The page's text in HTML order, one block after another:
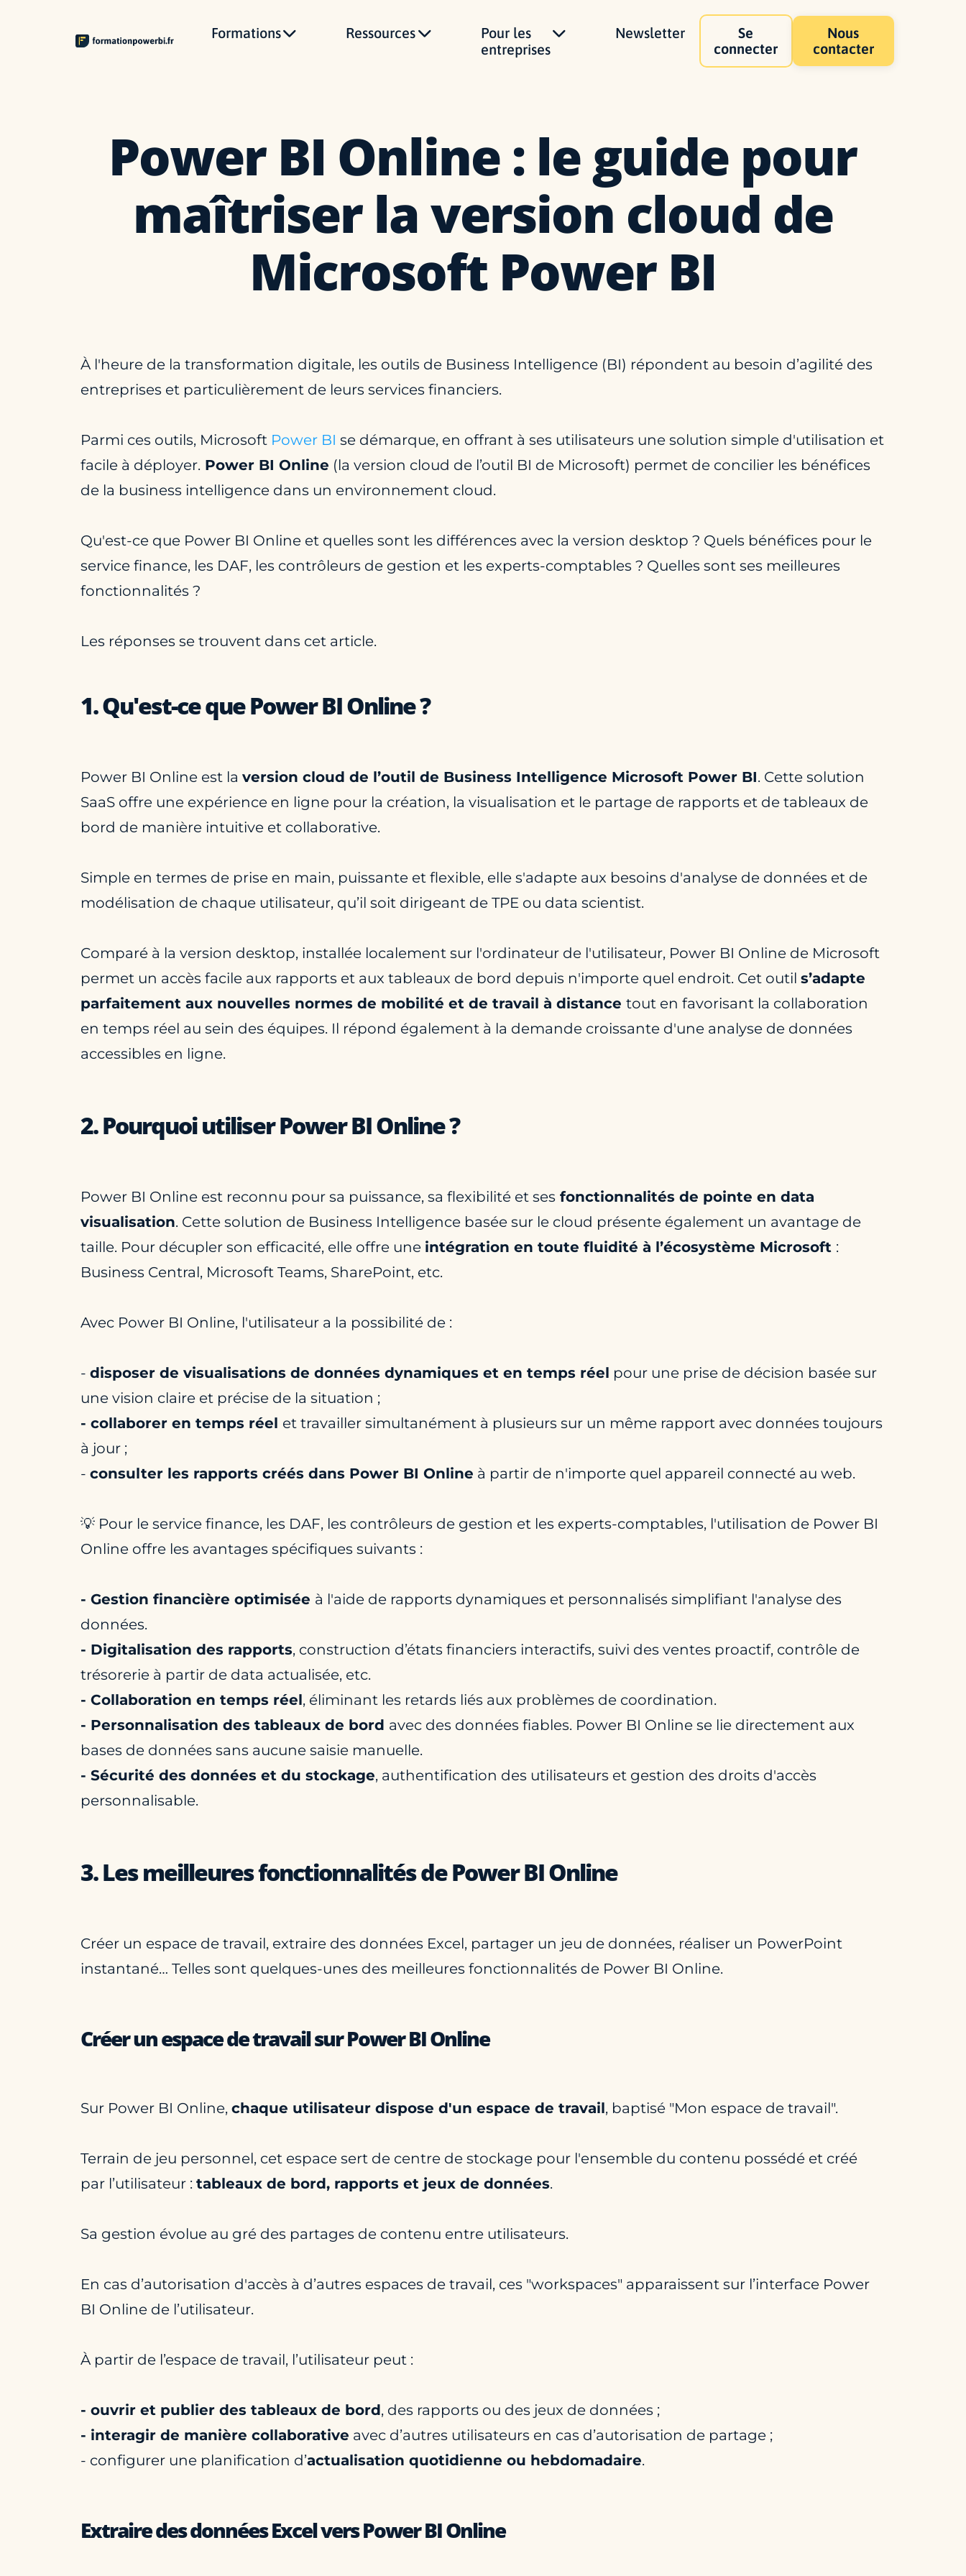
Formations Ressources
Pour les
entreprises
Newsletter
Se
connecter
Nous
contacter
Power BI Online : le guide pour
maîtriser la version cloud de
Microsoft Power BI
À l'heure de la transformation digitale, les outils de Business Intelligence (BI) répondent au besoin d’agilité des
entreprises et particulièrement de leurs services financiers.
Parmi ces outils, Microsoft Power BI se démarque, en offrant à ses utilisateurs une solution simple d'utilisation et
facile à déployer. Power BI Online (la version cloud de l’outil BI de Microsoft) permet de concilier les bénéfices
de la business intelligence dans un environnement cloud.
Qu'est-ce que Power BI Online et quelles sont les différences avec la version desktop ? Quels bénéfices pour le
service finance, les DAF, les contrôleurs de gestion et les experts-comptables ? Quelles sont ses meilleures
fonctionnalités ?
Les réponses se trouvent dans cet article.
1. Qu'est-ce que Power BI Online ?
Power BI Online est la version cloud de l’outil de Business Intelligence Microsoft Power BI. Cette solution
SaaS offre une expérience en ligne pour la création, la visualisation et le partage de rapports et de tableaux de
bord de manière intuitive et collaborative.
Simple en termes de prise en main, puissante et flexible, elle s'adapte aux besoins d'analyse de données et de
modélisation de chaque utilisateur, qu’il soit dirigeant de TPE ou data scientist.
Comparé à la version desktop, installée localement sur l'ordinateur de l'utilisateur, Power BI Online de Microsoft
permet un accès facile aux rapports et aux tableaux de bord depuis n'importe quel endroit. Cet outil s’adapte
parfaitement aux nouvelles normes de mobilité et de travail à distance tout en favorisant la collaboration
en temps réel au sein des équipes. Il répond également à la demande croissante d'une analyse de données
accessibles en ligne.
2. Pourquoi utiliser Power BI Online ?
Power BI Online est reconnu pour sa puissance, sa flexibilité et ses fonctionnalités de pointe en data
visualisation. Cette solution de Business Intelligence basée sur le cloud présente également un avantage de
taille. Pour décupler son efficacité, elle offre une intégration en toute fluidité à l’écosystème Microsoft :
Business Central, Microsoft Teams, SharePoint, etc.
Avec Power BI Online, l'utilisateur a la possibilité de :
- disposer de visualisations de données dynamiques et en temps réel pour une prise de décision basée sur
une vision claire et précise de la situation ;
- collaborer en temps réel et travailler simultanément à plusieurs sur un même rapport avec données toujours
à jour ;
- consulter les rapports créés dans Power BI Online à partir de n'importe quel appareil connecté au web.
💡 Pour le service finance, les DAF, les contrôleurs de gestion et les experts-comptables, l'utilisation de Power BI
Online offre les avantages spécifiques suivants :
- Gestion financière optimisée à l'aide de rapports dynamiques et personnalisés simplifiant l'analyse des
données.
- Digitalisation des rapports, construction d’états financiers interactifs, suivi des ventes proactif, contrôle de
trésorerie à partir de data actualisée, etc.
- Collaboration en temps réel, éliminant les retards liés aux problèmes de coordination.
- Personnalisation des tableaux de bord avec des données fiables. Power BI Online se lie directement aux
bases de données sans aucune saisie manuelle.
- Sécurité des données et du stockage, authentification des utilisateurs et gestion des droits d'accès
personnalisable.
3. Les meilleures fonctionnalités de Power BI Online
Créer un espace de travail, extraire des données Excel, partager un jeu de données, réaliser un PowerPoint
instantané… Telles sont quelques-unes des meilleures fonctionnalités de Power BI Online.
Créer un espace de travail sur Power BI Online
Sur Power BI Online, chaque utilisateur dispose d'un espace de travail, baptisé "Mon espace de travail".
Terrain de jeu personnel, cet espace sert de centre de stockage pour l'ensemble du contenu possédé et créé
par l’utilisateur : tableaux de bord, rapports et jeux de données.
Sa gestion évolue au gré des partages de contenu entre utilisateurs.
En cas d’autorisation d'accès à d’autres espaces de travail, ces "workspaces" apparaissent sur l’interface Power
BI Online de l’utilisateur.
À partir de l’espace de travail, l’utilisateur peut :
- ouvrir et publier des tableaux de bord, des rapports ou des jeux de données ;
- interagir de manière collaborative avec d’autres utilisateurs en cas d’autorisation de partage ;
- configurer une planification d’actualisation quotidienne ou hebdomadaire.
Extraire des données Excel vers Power BI Online